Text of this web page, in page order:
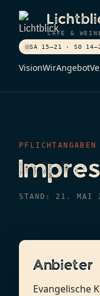
CAFÉ &
VisionWirAngebot
SA 15–21 · SO
PFLICHTANGABEN
STAND: 21. MAI
Anbieter
Evangelische